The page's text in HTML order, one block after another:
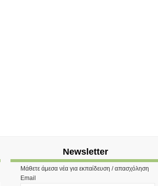
Newsletter
Μάθετε άμεσα νέα για εκπαίδευση / απασχόληση
Email